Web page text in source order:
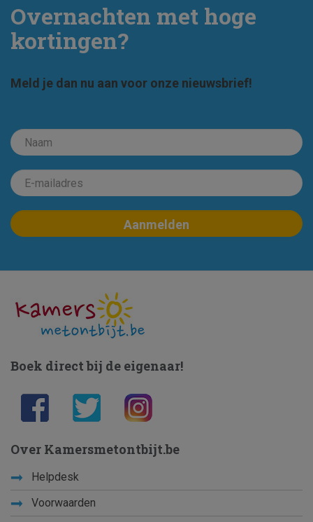
Overnachten met hoge
kortingen?
Meld je dan nu aan voor onze nieuwsbrief!
Boek direct bij de eigenaar!
Over Kamersmetontbijt.be
Helpdesk
Voorwaarden